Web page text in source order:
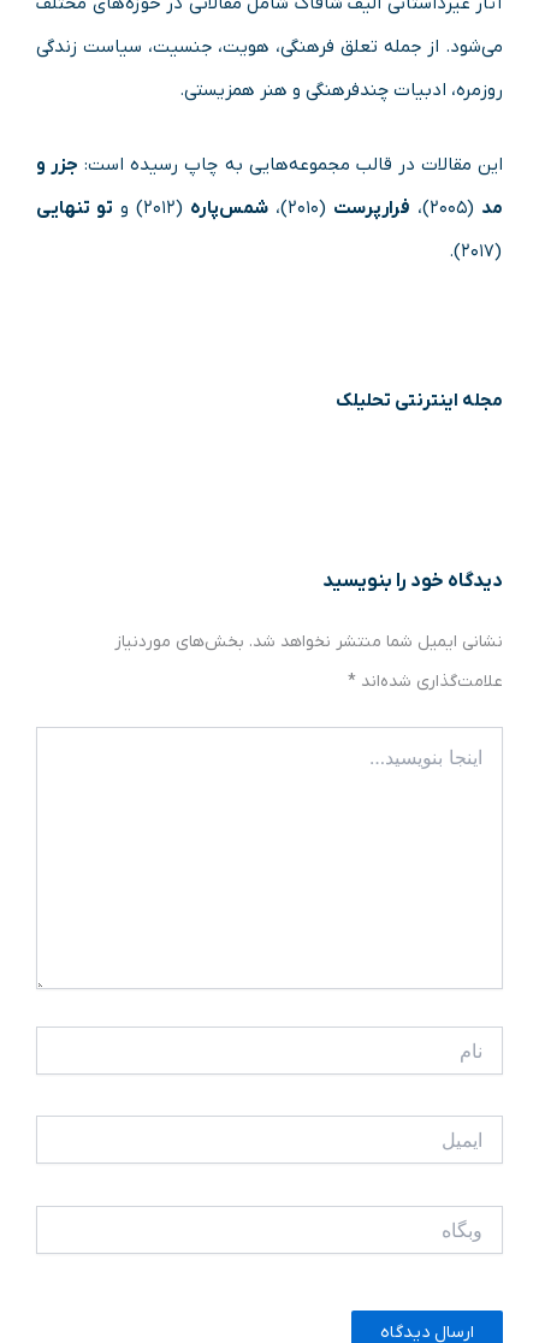
می‌شود. از جمله تعلق فرهنگی، هویت، جنسیت، سیاست زندگی
روزمره، ادبیات چندفرهنگی و هنر همزیستی.
این مقالات در قالب مجموعه‌هایی به چاپ رسیده است: جزر و
مد (۲۰۰۵)، فرارپرست (۲۰۱۰)، شمس‌پاره (۲۰۱۲) و
تو تنهایی
(۲۰۱۷).
مجله اینترنتی تحلیلک
دیدگاه‌ خود را بنویسید
نشانی ایمیل شما منتشر نخواهد شد. بخش‌های موردنیاز
علامت‌گذاری شده‌اند *
بنویسید…